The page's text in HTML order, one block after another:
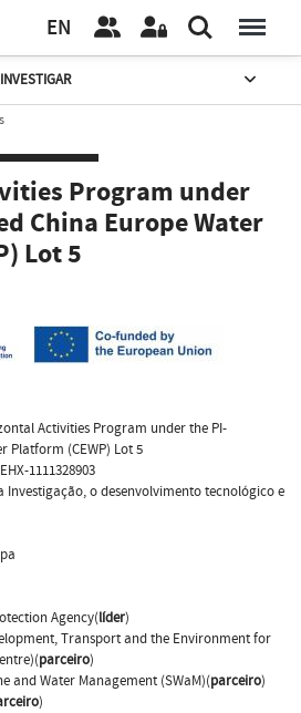
EN
INVESTIGAR
Program under
China Europe Water
Lot 5
Activities Program under the PI-
Platform (CEWP) Lot 5
1111328903
Investigação, o desenvolvimento tecnológico e
Agency(líder)
Transport and the Environment for
parceiro)
and Water Management (SWaM)(parceiro)
)